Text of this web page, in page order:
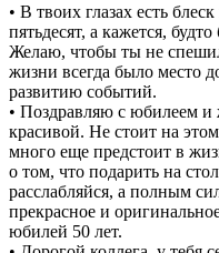
• В твоих глазах есть
пятьдесят, а кажется,
Желаю, чтобы ты не спешил
жизни всегда было место
развитию событий.
• Поздравляю с юбилеем
красивой. Не стоит на
много еще предстоит в
о том, что подарить на
расслабляйся, а полным
прекрасное и
юбилей 50 лет.